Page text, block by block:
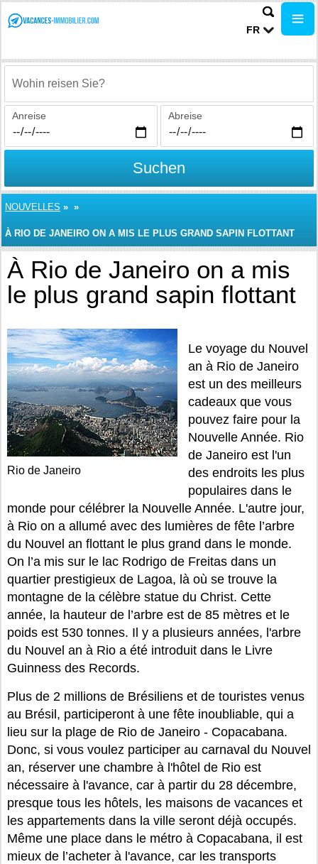
FR
Wohin reisen Sie?
Anreise Abreise
Suchen
NOUVELLES » »
À RIO DE JANEIRO ON A MIS LE PLUS GRAND SAPIN FLOTTANT
À Rio de Janeiro on a mis
le plus grand sapin flottant
Rio de Janeiro
Le voyage du Nouvel
an à Rio de Janeiro
est un des meilleurs
cadeaux que vous
pouvez faire pour la
Nouvelle Année. Rio
de Janeiro est l'un
des endroits les plus
populaires dans le
monde pour célébrer la Nouvelle Année. L'autre jour,
à Rio on a allumé avec des lumières de fête l’arbre
du Nouvel an flottant le plus grand dans le monde.
On l’a mis sur le lac Rodrigo de Freitas dans un
quartier prestigieux de Lagoa, là où se trouve la
montagne de la célèbre statue du Christ. Cette
année, la hauteur de l’arbre est de 85 mètres et le
poids est 530 tonnes. Il y a plusieurs années, l'arbre
du Nouvel an à Rio a été introduit dans le Livre
Guinness des Records.
Plus de 2 millions de Brésiliens et de touristes venus
au Brésil, participeront à une fête inoubliable, qui a
lieu sur la plage de Rio de Janeiro - Copacabana.
Donc, si vous voulez participer au carnaval du Nouvel
an, réserver une chambre à l'hôtel de Rio est
nécessaire à l'avance, car à partir du 28 décembre,
presque tous les hôtels, les maisons de vacances et
les appartements dans la ville seront déjà occupés.
Même une place dans le métro à Copacabana, il est
mieux de l’acheter à l'avance, car les transports